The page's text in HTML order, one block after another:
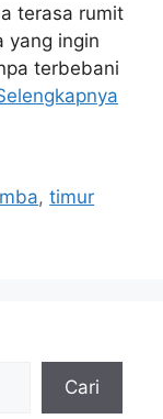
terasa rumit
yang ingin
terbebani
,timur
Cari